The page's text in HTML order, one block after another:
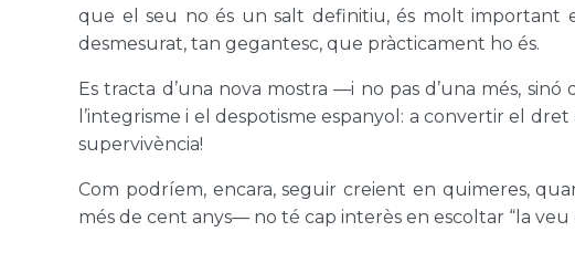
que el seu no és un salt definitiu, és molt important
desmesurat, tan gegantesc, que pràcticament ho és.
Es tracta d’una nova mostra —i no pas d’una més,
l’integrisme i el despotisme espanyol: a convertir el
supervivència!
Com podríem, encara, seguir creient en quimeres,
més de cent anys— no té cap interès en escoltar “la